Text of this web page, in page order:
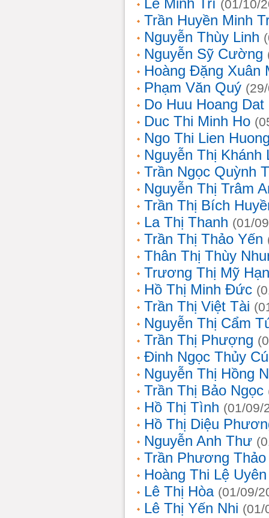
Lê Minh Trí (01/10/
Trần Huyền Minh
Nguyễn Thùy Linh
Nguyễn Sỹ Cường
Hoàng Đặng Xuân
Phạm Văn Quý
Do Huu Hoang Dat
Duc Thi Minh Ho
Ngo Thi Lien
Nguyễn Thị Khánh
Trần Ngọc Quỳnh
Nguyễn Thị Trâm
Trần Thị Bích
La Thị Thanh (01/
Trần Thị Thảo Yến
Thân Thị Thùy
Trương Thị Mỹ
Hồ Thị Minh Đức
Trần Thị Việt Tài
Nguyễn Thị Cẩm
Trần Thị Phượng
Đinh Ngọc Thủy
Nguyễn Thị Hồng
Trần Thị Bảo Ngọc
Hồ Thị Tình (01/09/
Hồ Thị Diệu
Nguyễn Anh Thư
Trần Phương Thảo
Hoàng Thi Lệ Uyên
Lê Thị Hòa (01/09/
Lê Thị Yến Nhi (01/